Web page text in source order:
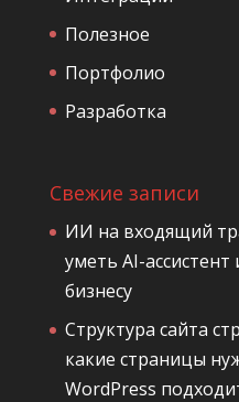
Полезное
Портфолио
Разработка
Свежие записи
ИИ на входящий
уметь AI-
бизнесу
Структура сайта
какие страницы
WordPress